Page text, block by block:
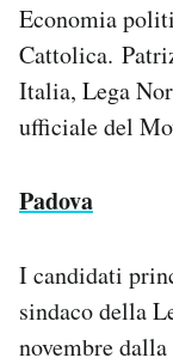
Economia
Cattolica.
Italia, Lega
ufficiale del
Padova
I candidati
sindaco della
novembre